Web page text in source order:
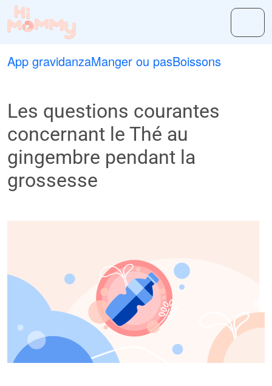
App gravidanzaManger ou pasBoissons
Les questions courantes
concernant le Thé au
gingembre pendant la
grossesse